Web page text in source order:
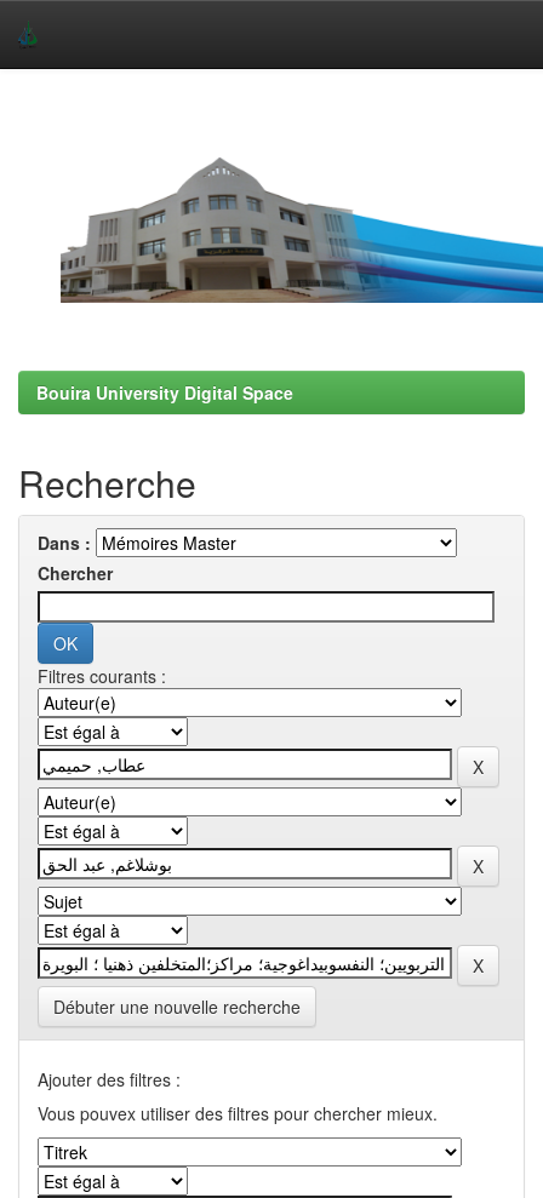
Bouira University Digital Space
Recherche
Dans :
Chercher
Filtres courants :
Débuter une nouvelle recherche
Ajouter des filtres :
Vous pouvex utiliser des filtres pour chercher mieux.